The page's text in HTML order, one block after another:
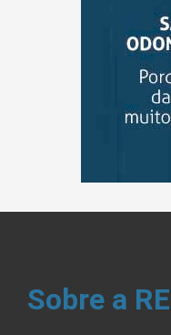
Sobre a